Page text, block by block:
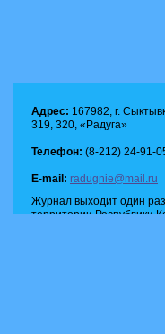
Адрес: 167982, г.
319, 320, «Радуга»
Телефон: (8-212) 24-91-
E-mail: radugnie@mail.ru
Журнал выходит один
территории Республики